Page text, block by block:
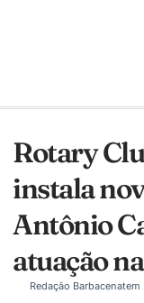
Rotary
instala
Antônio
atuação
Redação Barbacenatem